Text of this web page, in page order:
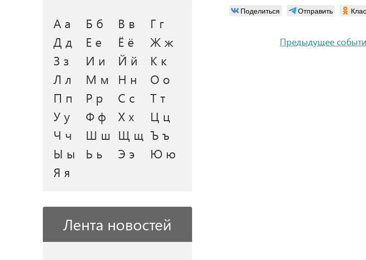
А а Б б В в
Г г
Д д
Е е Ё ё
Ж ж
З з
И и Й й
К к
Л л
М м Н н
О о
П п
Р р С с
Т т
У у
Ф ф Х х
Ц ц
Ч ч
Ш ш Щ щ Ъ ъ
Ы ы
Ь ь Э э
Ю ю
Я я
Лента новостей
Поделиться Отправить
Предыдущее